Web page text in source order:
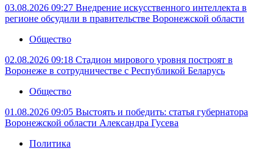
03.08.2026 09:27 Внедрение искусственного интеллекта в
регионе обсудили в правительстве Воронежской области
Общество
02.08.2026 09:18 Стадион мирового уровня построят в
Воронеже в сотрудничестве с Республикой Беларусь
Общество
01.08.2026 09:05 Выстоять и победить: статья губернатора
Воронежской области Александра Гусева
Политика